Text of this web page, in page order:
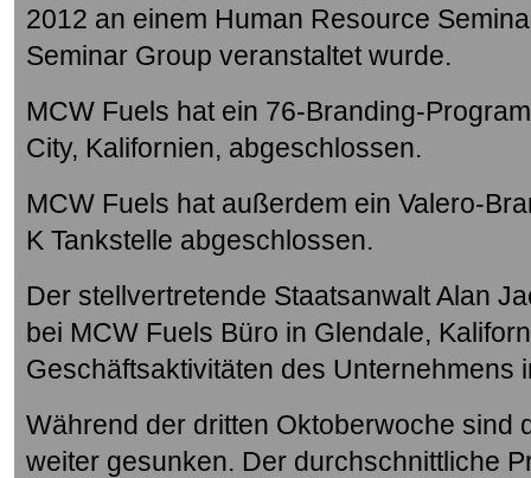
2012 an einem Human Resource
Seminar Group veranstaltet wurde.
MCW Fuels hat ein 76-Branding-
City, Kalifornien, abgeschlossen.
MCW Fuels hat außerdem ein Valero-
K Tankstelle abgeschlossen.
Der stellvertretende Staatsanwalt Alan
bei MCW Fuels Büro in Glendale,
Geschäftsaktivitäten des Unternehmens
Während der dritten Oktoberwoche sind
weiter gesunken. Der durchschnittliche